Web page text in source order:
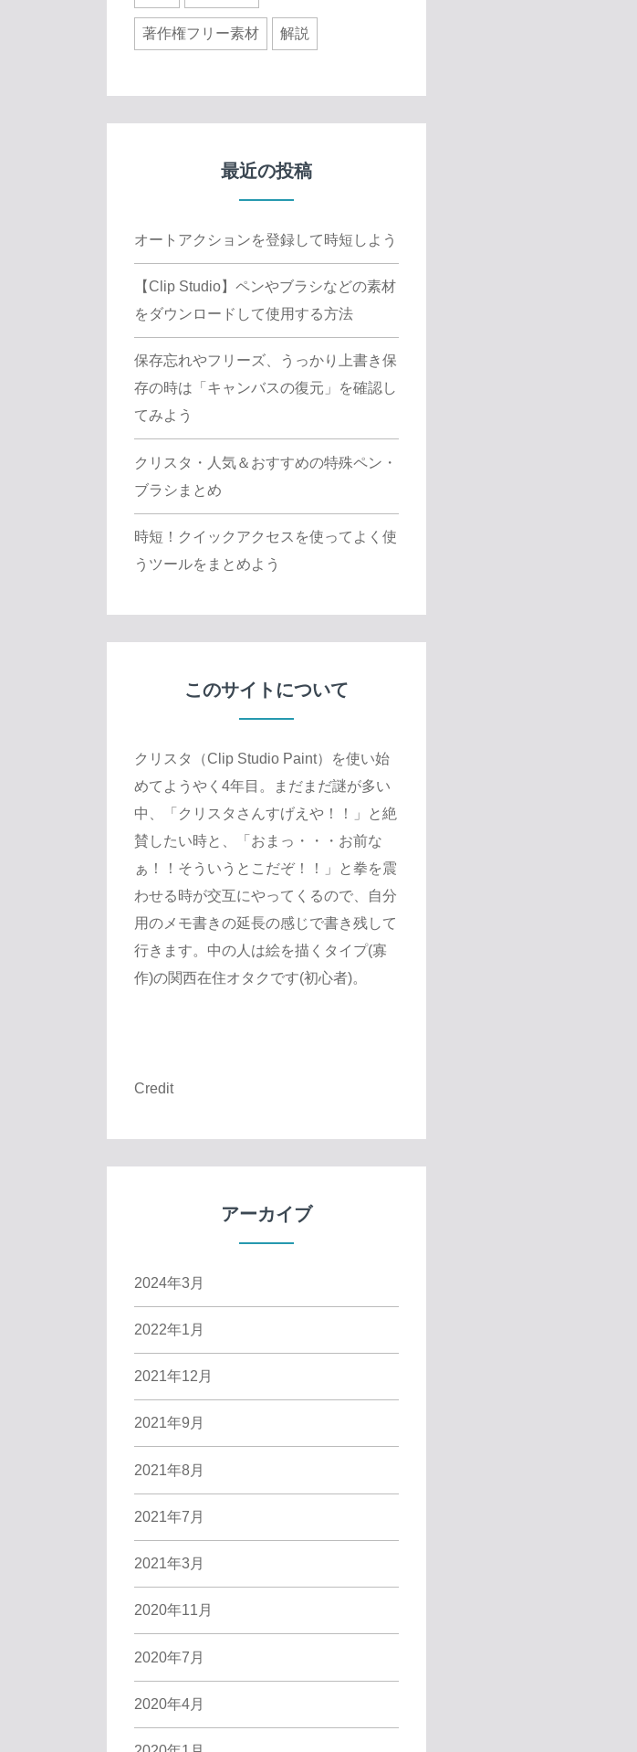
著作権フリー素材 解説
最近の投稿
オートアクションを登録して時短しよう
【Clip Studio】ペンやブラシなどの素材
をダウンロードして使用する方法
保存忘れやフリーズ、うっかり上書き保
存の時は「キャンバスの復元」を確認し
てみよう
クリスタ・人気＆おすすめの特殊ペン・
ブラシまとめ
時短！クイックアクセスを使ってよく使
うツールをまとめよう
このサイトについて
クリスタ（Clip Studio Paint）を使い始
めてようやく4年目。まだまだ謎が多い
中、「クリスタさんすげえや！！」と絶
賛したい時と、「おまっ・・・お前な
ぁ！！そういうとこだぞ！！」と拳を震
わせる時が交互にやってくるので、自分
用のメモ書きの延長の感じで書き残して
行きます。中の人は絵を描くタイプ(寡
作)の関西在住オタクです(初心者)。
Credit
アーカイブ
2024年3月
2022年1月
2021年12月
2021年9月
2021年8月
2021年7月
2021年3月
2020年11月
2020年7月
2020年4月